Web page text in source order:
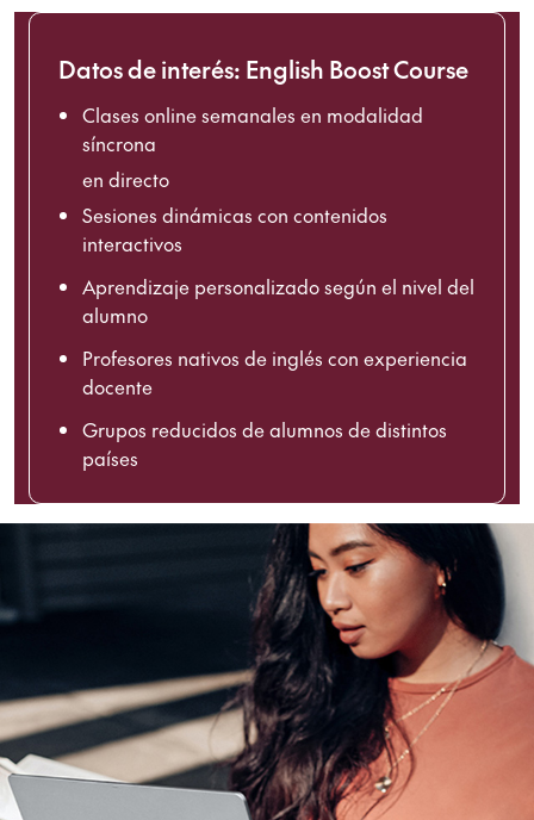
Datos de interés: English Boost Course
Clases online semanales en modalidad
síncrona
en directo
Sesiones dinámicas con contenidos
interactivos
Aprendizaje personalizado según el nivel del
alumno
Profesores nativos de inglés con experiencia
docente
Grupos reducidos de alumnos de distintos
países